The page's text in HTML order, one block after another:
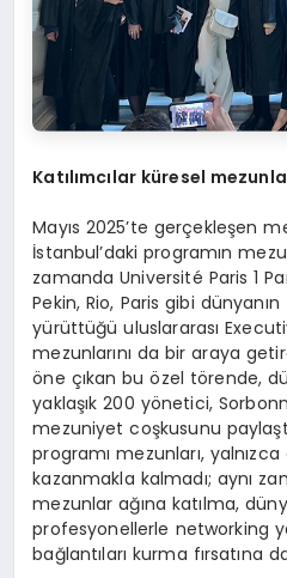
Katılımcılar küresel
Mayıs 2025’te gerçekleşen
İstanbul’daki programın
zamanda Université Paris 1
Pekin, Rio, Paris gibi
yürüttüğü uluslararası
mezunlarını da bir araya
öne çıkan bu özel törende,
yaklaşık 200 yönetici,
mezuniyet coşkusunu
programı mezunları,
kazanmakla kalmadı; aynı
mezunlar ağına katılma,
profesyonellerle networking
bağlantıları kurma fırsatına